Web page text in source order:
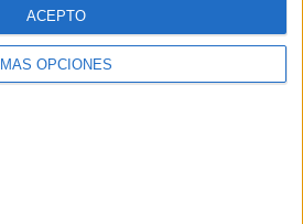
MÁS OPCIONES
ACEPTO